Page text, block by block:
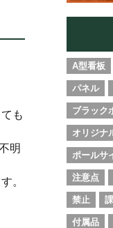
も
明
。
A型看板
パネル
ブラック
オリジナ
ポールサ
注意点
禁止
付属品